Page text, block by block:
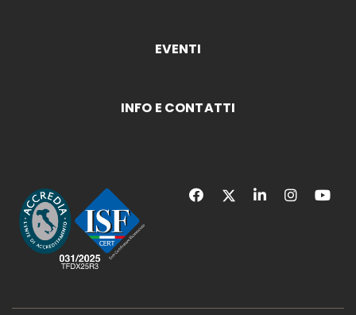
EVENTI
INFO E CONTATTI